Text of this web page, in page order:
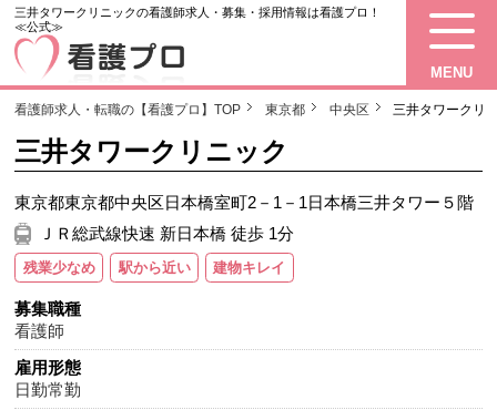
三井タワークリニックの看護師求人・募集・採用情報は看護プロ！
≪公式≫
MENU
看護師求人・転職の【看護プロ】TOP 東京都 中央区 三井タワークリ
三井タワークリニック
東京都東京都中央区日本橋室町2－1－1日本橋三井タワー５階
ＪＲ総武線快速 新日本橋 徒歩 1分
残業少なめ 駅から近い 建物キレイ
募集職種
看護師
雇用形態
日勤常勤